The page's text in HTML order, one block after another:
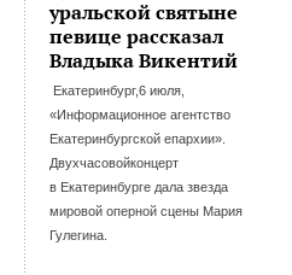
уральской святыне
певице рассказал
Владыка Викентий
Екатеринбург,6 июля,
«Информационное агентство
Екатеринбургской епархии».
Двухчасовойконцерт
в Екатеринбурге дала звезда
мировой оперной сцены Мария
Гулегина.